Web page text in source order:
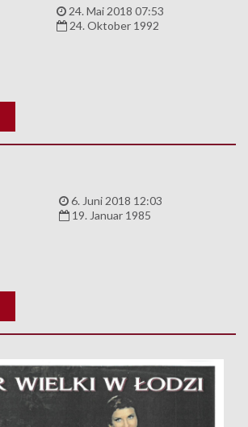
24. Mai 2018 07:53
24. Oktober 1992
6. Juni 2018 12:03
19. Januar 1985